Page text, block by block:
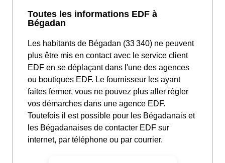
Toutes les informations EDF à
Bégadan
Les habitants de Bégadan (33 340) ne peuvent
plus être mis en contact avec le service client
EDF en se déplaçant dans l'une des agences
ou boutiques EDF. Le fournisseur les ayant
faites fermer, vous ne pouvez plus aller régler
vos démarches dans une agence EDF.
Toutefois il est possible pour les Bégadanais et
les Bégadanaises de contacter EDF sur
internet, par téléphone ou par courrier.